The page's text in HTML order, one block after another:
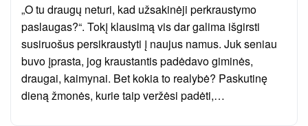
„O tu draugų neturi, kad užsakinėji perkraustymo
paslaugas?“. Tokį klausimą vis dar galima išgirsti
susiruošus persikraustyti į naujus namus. Juk seniau
buvo įprasta, jog kraustantis padėdavo giminės,
draugai, kaimynai. Bet kokia to realybė? Paskutinę
dieną žmonės, kurie taip veržėsi padėti,…